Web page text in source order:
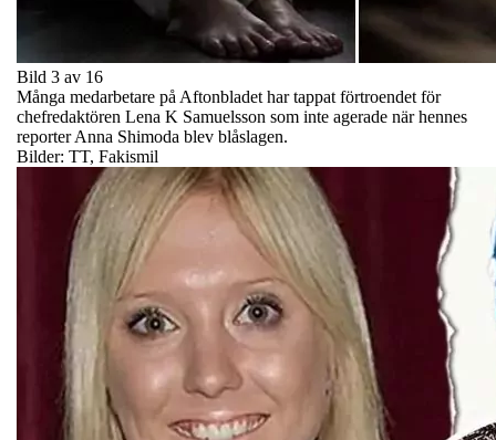
Bild 3 av 16
Många medarbetare på Aftonbladet har tappat förtroendet för
chefredaktören Lena K Samuelsson som inte agerade när hennes
reporter Anna Shimoda blev blåslagen.
Bilder: TT, Fakismil